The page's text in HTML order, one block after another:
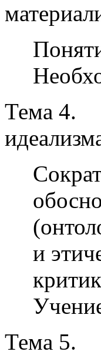
Тема 4.
и
Тема 5.